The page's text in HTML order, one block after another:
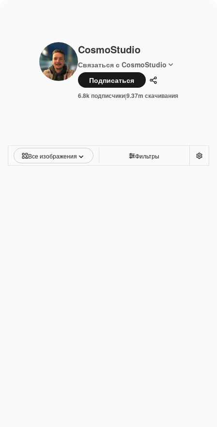
CosmoStudio
Связаться с CosmoStudio
Подписаться
Поделиться
6.8k подписчики|9.37m скачивания
Все изображения Фильтры